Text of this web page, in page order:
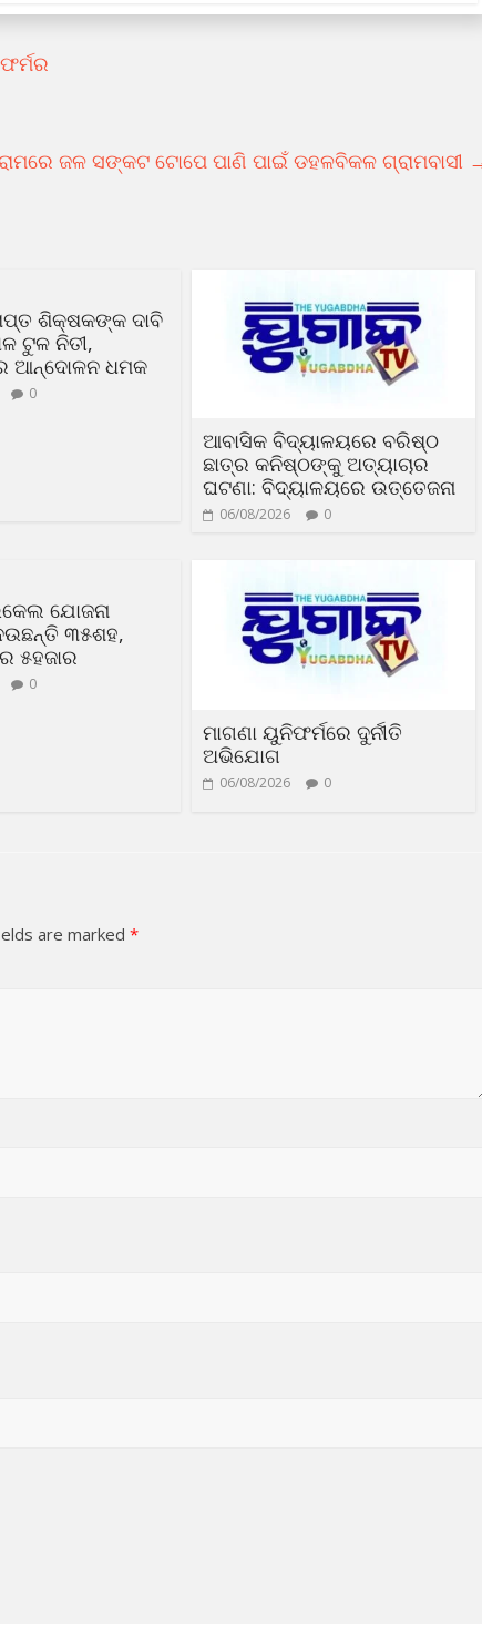
ଜଳ ସଙ୍କଟ ଟୋପେ ପାଣି ପାଇଁ ଡହଳବିକଳ ଗ୍ରାମବାସୀ
ଶିକ୍ଷକଙ୍କ ଦାବି
ଟୁଳ ନିତୀ,
ଆନ୍ଦୋଳନ ଧମକ
0
ଆବାସିକ ବିଦ୍ୟାଳୟରେ ବରିଷ୍ଠ
ଛାତ୍ର କନିଷ୍ଠଙ୍କୁ ଅତ୍ୟାଚାର
ଘଟଣା: ବିଦ୍ୟାଳୟରେ ଉତ୍ତେଜନା
06/08/2026 0
ଯୋଜନା
୩୫ଶହ,
୫ହଜାର
0
ମାଗଣା ୟୁନିଫର୍ମରେ ଦୁର୍ନୀତି
ଅଭିଯୋଗ
06/08/2026 0
are marked *